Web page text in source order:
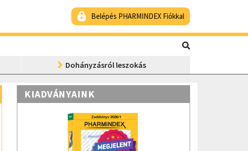
Belépés PHARMINDEX Fiókkal
Dohányzásról leszokás
KIADVÁNYAINK